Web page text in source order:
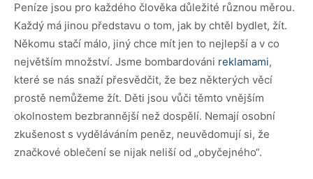
Peníze jsou pro každého člověka důležité různou měrou.
Každý má jinou představu o tom, jak by chtěl bydlet, žít.
Někomu stačí málo, jiný chce mít jen to nejlepší a v co
největším množství. Jsme bombardováni reklamami,
které se nás snaží přesvědčit, že bez některých věcí
prostě nemůžeme žít. Děti jsou vůči těmto vnějším
okolnostem bezbrannější než dospělí. Nemají osobní
zkušenost s vyděláváním peněz, neuvědomují si, že
značkové oblečení se nijak neliší od „obyčejného“.